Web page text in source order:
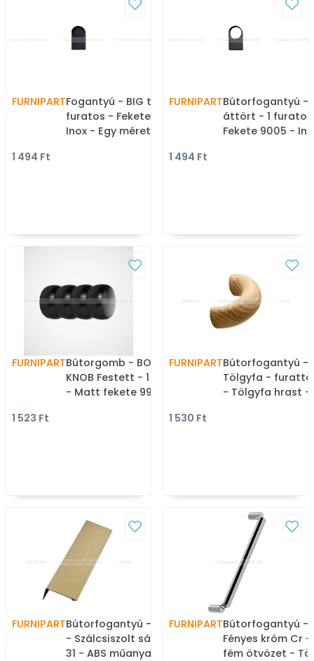
FURNIPARTFogantyú - BIG talp - 1
furatos - Fekete 9005 -
Inox - Egy méretben
1 494 Ft
FURNIPARTBútorfogantyú -
áttört - 1
Fekete 9005 -
1 494 Ft
FURNIPARTBútorgomb - BOUNCE
KNOB Festett - 1 furatos
- Matt fekete 99 - Zamak
1 523 Ft
FURNIPARTBútorfogantyú -
Tölgyfa -
- Tölgyfa hrast -
1 530 Ft
FURNIPARTBútorfogantyú - SHEET II.
- Szálcsiszolt sárgaréz II.
31 - ABS műanyag -
FURNIPARTBútorfogantyú -
Fényes króm Cr
fém ötvözet -